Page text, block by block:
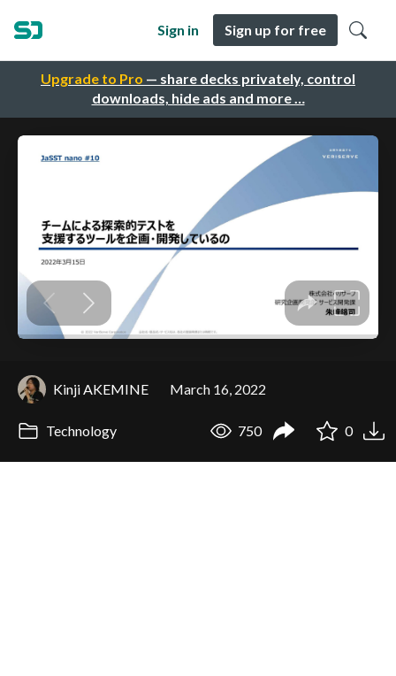
Upgrade to Pro — share decks privately, control
downloads, hide ads and more …
Sign in Sign up for free
Kinji AKEMINE March 16, 2022
Technology 750 0